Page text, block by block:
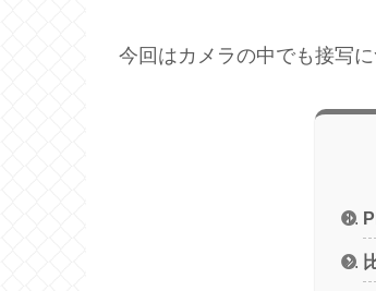
今回はカメラの中でも接写